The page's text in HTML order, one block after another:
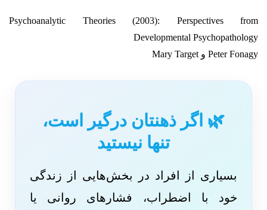
Psychoanalytic Theories (2003): Perspectives from
Developmental Psychopathology
Peter Fonagy و Mary Target
🌿 اگر ذهنتان درگیر است،
تنها نیستید
بسیاری از افراد در بخش‌هایی از زندگی
خود با اضطراب، فشارهای روانی یا